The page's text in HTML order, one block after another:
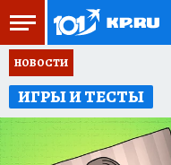
НОВОСТИ
ИГРЫ И ТЕСТЫ